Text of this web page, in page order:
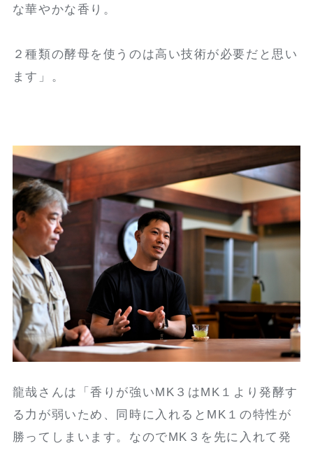
な華やかな香り。
２種類の酵母を使うのは高い技術が必要だと思い
ます」。
龍哉さんは「香りが強いMK３はMK１より発酵す
る力が弱いため、同時に入れるとMK１の特性が
勝ってしまいます。なのでMK３を先に入れて発